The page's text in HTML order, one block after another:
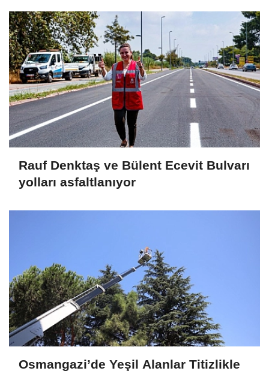
Rauf Denktaş ve Bülent Ecevit Bulvarı
yolları asfaltlanıyor
Osmangazi’de Yeşil Alanlar Titizlikle